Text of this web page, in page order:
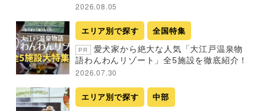
2026.08.05
エリア別で探す 全国特集
PR
愛犬家から絶大な人気「大江戸温泉物
語わんわんリゾート」全5施設を徹底紹介！
2026.07.30
エリア別で探す 中部